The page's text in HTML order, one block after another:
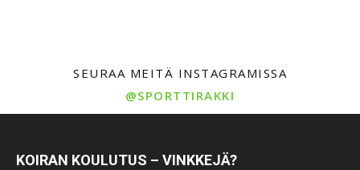
SEURAA MEITÄ INSTAGRAMISSA
@SPORTTIRAKKI
KOIRAN KOULUTUS – VINKKEJÄ?